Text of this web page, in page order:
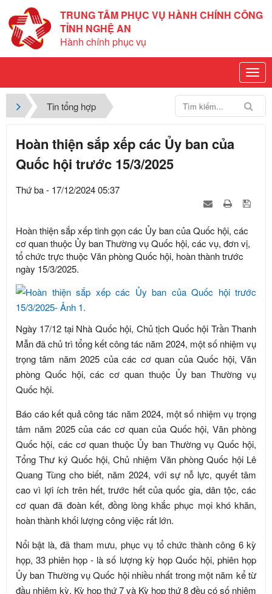
TRUNG TÂM PHỤC VỤ HÀNH CHÍNH CÔNG
TỈNH NGHỆ AN
Hành chính phục vụ
Tin tổng hợp
Hoàn thiện sắp xếp các Ủy ban của
Quốc hội trước 15/3/2025
Thứ ba - 17/12/2024 05:37
Hoàn thiện sắp xếp tinh gọn các Ủy ban của Quốc hội, các
cơ quan thuộc Ủy ban Thường vụ Quốc hội, các vụ, đơn vị,
tổ chức trực thuộc Văn phòng Quốc hội, hoàn thành trước
ngày 15/3/2025.
Ngày 17/12 tại Nhà Quốc hội, Chủ tịch Quốc hội Trần Thanh
Mẫn đã chủ trì tổng kết công tác năm 2024, một số nhiệm vụ
trọng tâm năm 2025 của các cơ quan của Quốc hội, Văn
phòng Quốc hội, các cơ quan thuộc Ủy ban Thường vụ
Quốc hội.
Báo cáo kết quả công tác năm 2024, một số nhiệm vụ trọng
tâm năm 2025 của các cơ quan của Quốc hội, Văn phòng
Quốc hội, các cơ quan thuộc Ủy ban Thường vụ Quốc hội,
Tổng Thư ký Quốc hội, Chủ nhiệm Văn phòng Quốc hội Lê
Quang Tùng cho biết, năm 2024, với sự nỗ lực, quyết tâm
cao vì lợi ích trên hết, trước hết của quốc gia, dân tộc, các
cơ quan đã đoàn kết, đồng lòng khắc phục mọi khó khăn,
hoàn thành khối lượng công việc rất lớn.
Nổi bật là, đã tham mưu, phục vụ tổ chức thành công 6 kỳ
họp, 33 phiên họp - là số lượng kỳ họp Quốc hội, phiên họp
Ủy ban Thường vụ Quốc hội nhiều nhất trong một năm kể từ
đầu nhiệm kỳ, Kỳ họp thứ 7 và Kỳ họp thứ 8 đều có số nhiệm